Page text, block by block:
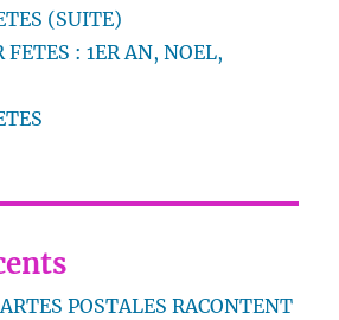
(SUITE)
FETES : 1ER AN, NOEL,
POSTALES RACONTENT